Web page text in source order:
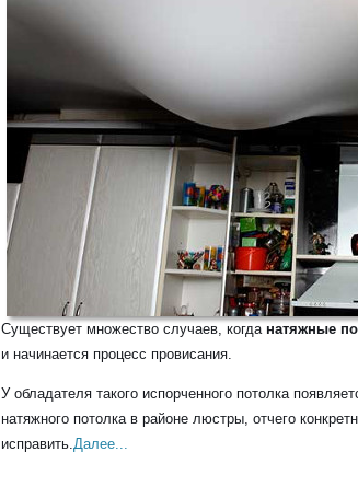
Существует множество случаев, когда натяжные
и начинается процесс провисания.
У обладателя такого испорченного потолка
натяжного потолка в районе люстры, отчего
исправить.Далее...